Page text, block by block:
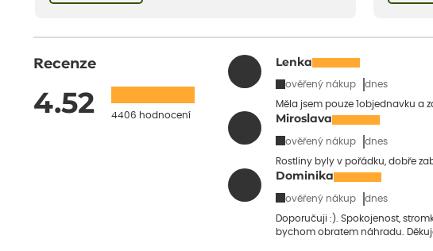
Recenze
4.52 4406 hodnocení
Lenka
ověřený nákup dnes
Měla jsem pouze 1objednavku a
Miroslava
ověřený nákup dnes
Rostliny byly v pořádku, dobře
Dominika
ověřený nákup dnes
Doporučuji :). Spokojenost,
bychom obratem náhradu.